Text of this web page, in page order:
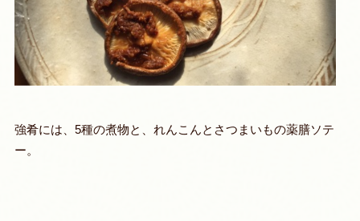
強肴には、5種の煮物と、れんこんとさつまいもの薬膳ソテ
ー。